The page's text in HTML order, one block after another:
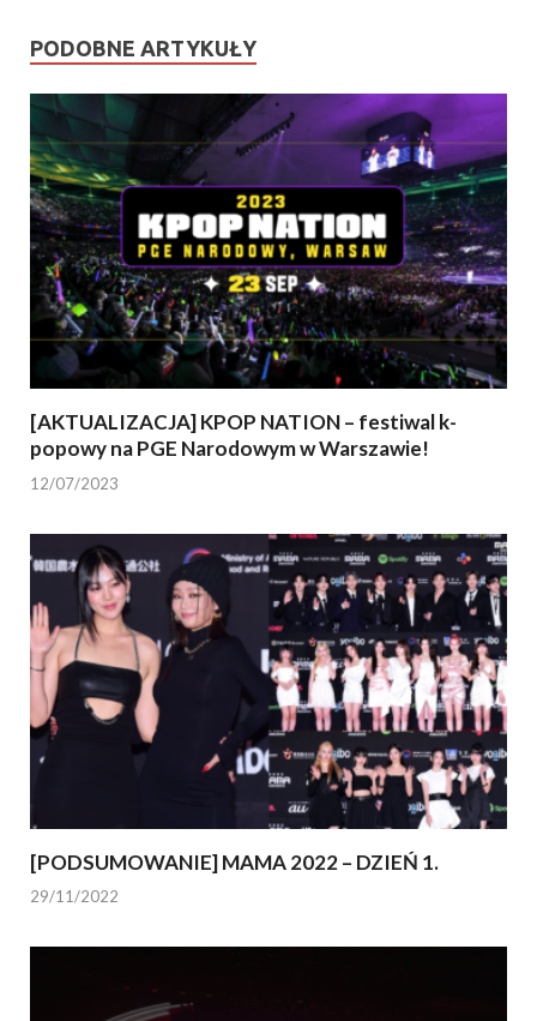
PODOBNE ARTYKUŁY
[AKTUALIZACJA] KPOP NATION – festiwal k-
popowy na PGE Narodowym w Warszawie!
12/07/2023
[PODSUMOWANIE] MAMA 2022 – DZIEŃ 1.
29/11/2022